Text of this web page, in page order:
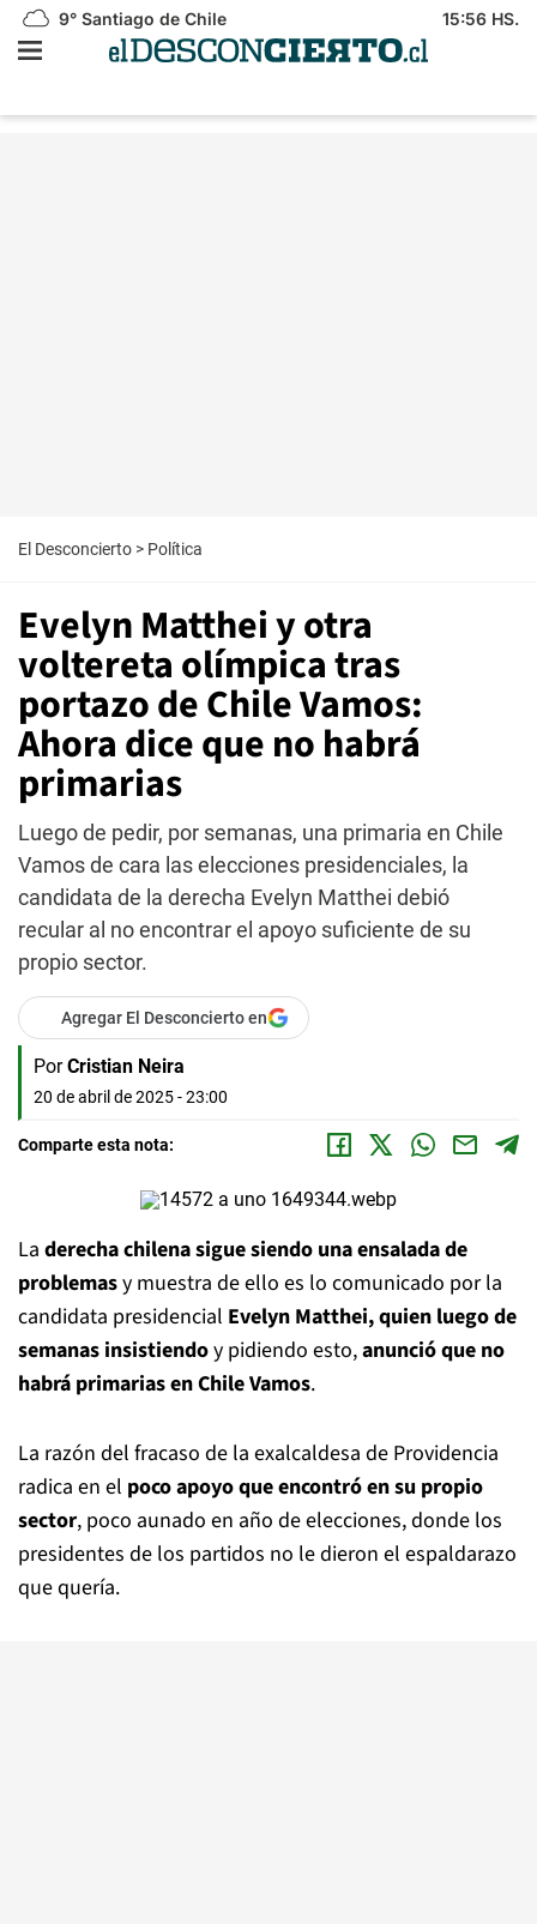
9° Santiago de Chile 15:56 HS.
El Desconcierto > Política
Evelyn Matthei y otra
voltereta olímpica tras
portazo de Chile Vamos:
Ahora dice que no habrá
primarias
Luego de pedir, por semanas, una primaria en Chile
Vamos de cara las elecciones presidenciales, la
candidata de la derecha Evelyn Matthei debió
recular al no encontrar el apoyo suficiente de su
propio sector.
Agregar El Desconcierto en
Por Cristian Neira
20 de abril de 2025 - 23:00
Comparte esta nota:
La derecha chilena sigue siendo una ensalada de
problemasy muestra de ello es lo comunicado por la
candidata presidencial Evelyn Matthei, quien luego de
semanas insistiendoy pidiendo esto,anunció que no
habrá primarias en Chile Vamos.
La razón del fracaso de la exalcaldesa de Providencia
radica en el poco apoyo que encontró en su propio
sector, poco aunado en año de elecciones, donde los
presidentes de los partidos no le dieron el espaldarazo
que quería.